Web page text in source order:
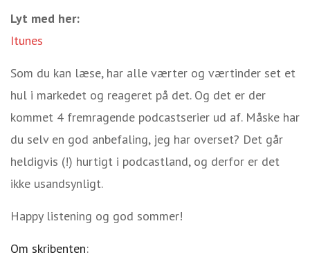
Lyt med her:
Itunes
Som du kan læse, har alle værter og værtinder set et
hul i markedet og reageret på det. Og det er der
kommet 4 fremragende podcastserier ud af. Måske har
du selv en god anbefaling, jeg har overset? Det går
heldigvis (!) hurtigt i podcastland, og derfor er det
ikke usandsynligt.
Happy listening og god sommer!
Om skribenten: